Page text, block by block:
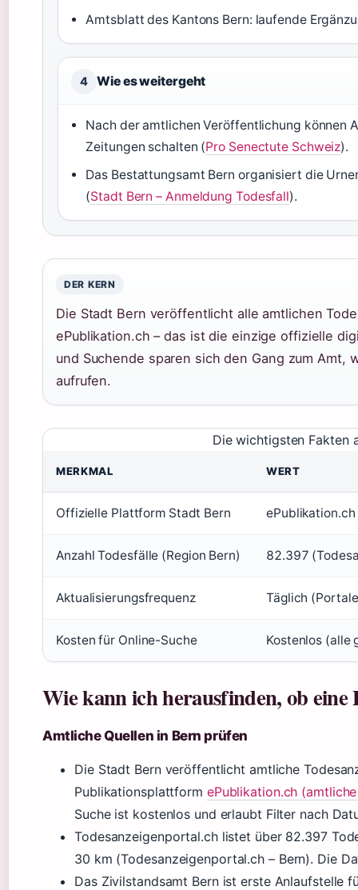
Amtsblatt des Kantons Bern: laufende
4 Wie es weitergeht
Nach der amtlichen Veröffentlichung können
Zeitungen schalten (Pro Senectute Schweiz).
Das Bestattungsamt Bern organisiert die
(Stadt Bern – Anmeldung Todesfall).
DER KERN
Die Stadt Bern veröffentlicht alle amtlichen
ePublikation.ch – das ist die einzige offizielle
und Suchende sparen sich den Gang zum Amt,
aufrufen.
Die wichtigsten Fakten
MERKMAL WERT
Offizielle Plattform Stadt Bern ePublikation.ch
Anzahl Todesfälle (Region Bern) 82.397
Aktualisierungsfrequenz Täglich
Kosten für Online-Suche Kostenlos (alle
Wie kann ich herausfinden, ob eine
Amtliche Quellen in Bern prüfen
Die Stadt Bern veröffentlicht amtliche
Publikationsplattform ePublikation.ch
Suche ist kostenlos und erlaubt Filter nach
Todesanzeigenportal.ch listet über 82.397
30 km (Todesanzeigenportal.ch – Bern). Die
Das Zivilstandsamt Bern ist erste Anlaufstelle